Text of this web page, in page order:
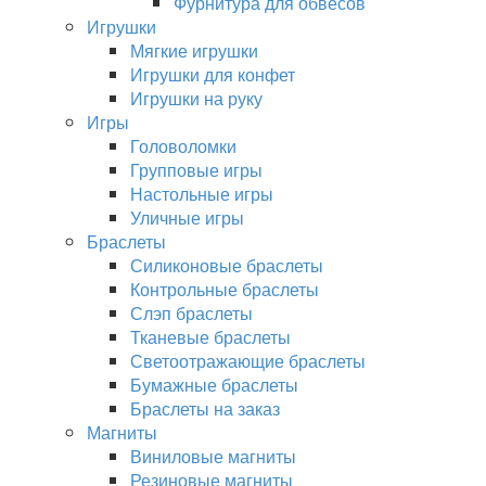
Игрушки
Мягкие игрушки
Игрушки для конфет
Игрушки на руку
Игры
Головоломки
Групповые игры
Настольные игры
Уличные игры
Браслеты
Силиконовые браслеты
Контрольные браслеты
Слэп браслеты
Тканевые браслеты
Светоотражающие браслеты
Бумажные браслеты
Браслеты на заказ
Магниты
Виниловые магниты
Резиновые магниты